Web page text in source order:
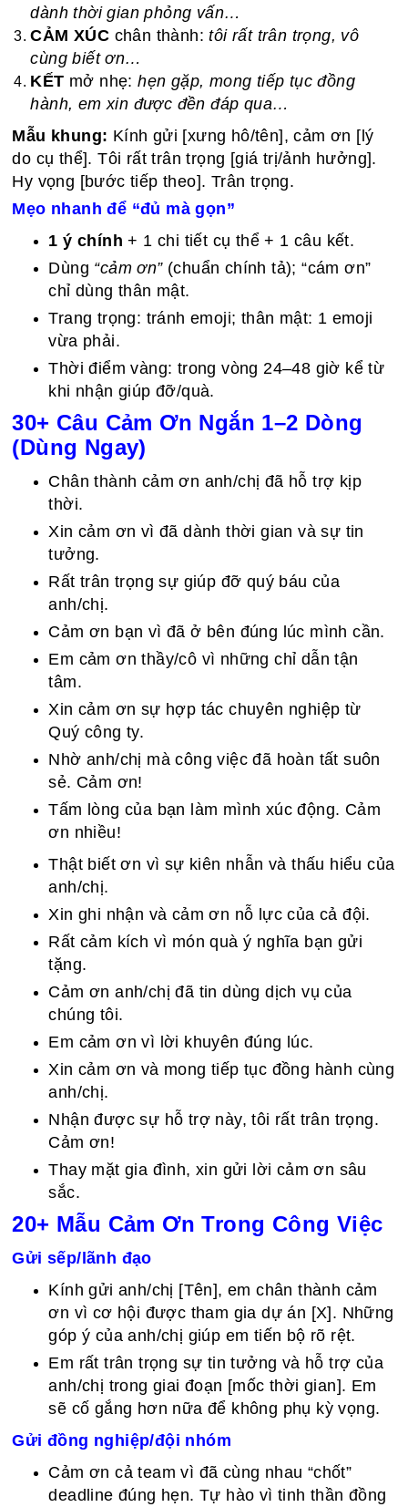
dành thời gian phỏng vấn…
CẢM XÚC chân thành:tôi rất trân trọng, vô
cùng biết ơn…
KẾT mở nhẹ:hẹn gặp, mong tiếp tục đồng
hành, em xin được đền đáp qua…
Mẫu khung: Kính gửi [xưng hô/tên], cảm ơn [lý
do cụ thể]. Tôi rất trân trọng [giá trị/ảnh hưởng].
Hy vọng [bước tiếp theo]. Trân trọng.
Mẹo nhanh để “đủ mà gọn”
1 ý chính + 1 chi tiết cụ thể + 1 câu kết.
Dùng “cảm ơn”(chuẩn chính tả); “cám ơn”
chỉ dùng thân mật.
Trang trọng: tránh emoji; thân mật: 1 emoji
vừa phải.
Thời điểm vàng: trong vòng 24–48 giờ kể từ
khi nhận giúp đỡ/quà.
30+ Câu Cảm Ơn Ngắn 1–2 Dòng
(Dùng Ngay)
Chân thành cảm ơn anh/chị đã hỗ trợ kịp
thời.
Xin cảm ơn vì đã dành thời gian và sự tin
tưởng.
Rất trân trọng sự giúp đỡ quý báu của
anh/chị.
Cảm ơn bạn vì đã ở bên đúng lúc mình cần.
Em cảm ơn thầy/cô vì những chỉ dẫn tận
tâm.
Xin cảm ơn sự hợp tác chuyên nghiệp từ
Quý công ty.
Nhờ anh/chị mà công việc đã hoàn tất suôn
sẻ. Cảm ơn!
Tấm lòng của bạn làm mình xúc động. Cảm
ơn nhiều!
Thật biết ơn vì sự kiên nhẫn và thấu hiểu của
anh/chị.
Xin ghi nhận và cảm ơn nỗ lực của cả đội.
Rất cảm kích vì món quà ý nghĩa bạn gửi
tặng.
Cảm ơn anh/chị đã tin dùng dịch vụ của
chúng tôi.
Em cảm ơn vì lời khuyên đúng lúc.
Xin cảm ơn và mong tiếp tục đồng hành cùng
anh/chị.
Nhận được sự hỗ trợ này, tôi rất trân trọng.
Cảm ơn!
Thay mặt gia đình, xin gửi lời cảm ơn sâu
sắc.
20+ Mẫu Cảm Ơn Trong Công Việc
Gửi sếp/lãnh đạo
Kính gửi anh/chị [Tên], em chân thành cảm
ơn vì cơ hội được tham gia dự án [X]. Những
góp ý của anh/chị giúp em tiến bộ rõ rệt.
Em rất trân trọng sự tin tưởng và hỗ trợ của
anh/chị trong giai đoạn [mốc thời gian]. Em
sẽ cố gắng hơn nữa để không phụ kỳ vọng.
Gửi đồng nghiệp/đội nhóm
Cảm ơn cả team vì đã cùng nhau “chốt”
deadline đúng hẹn. Tự hào vì tinh thần đồng